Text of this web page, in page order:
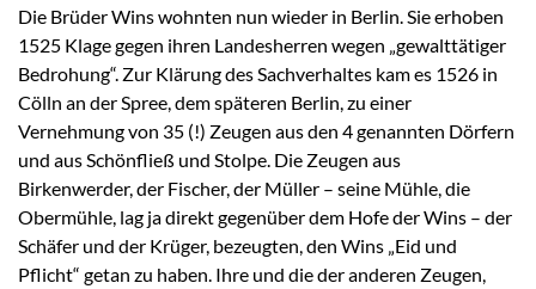
Die Brüder Wins wohnten nun wieder in Berlin. Sie erhoben
1525 Klage gegen ihren Landesherren wegen „gewalttätiger
Bedrohung“. Zur Klärung des Sachverhaltes kam es 1526 in
Cölln an der Spree, dem späteren Berlin, zu einer
Vernehmung von 35 (!) Zeugen aus den 4 genannten Dörfern
und aus Schönfließ und Stolpe. Die Zeugen aus
Birkenwerder, der Fischer, der Müller – seine Mühle, die
Obermühle, lag ja direkt gegenüber dem Hofe der Wins – der
Schäfer und der Krüger, bezeugten, den Wins „Eid und
Pflicht“ getan zu haben. Ihre und die der anderen Zeugen,